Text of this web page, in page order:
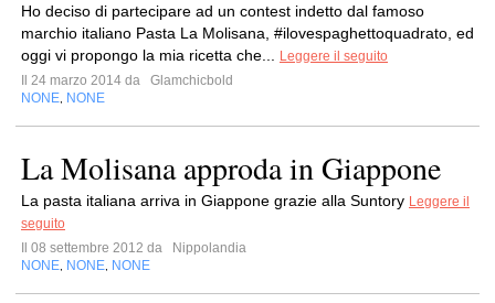
Ho deciso di partecipare ad un contest indetto dal famoso
marchio italiano Pasta La Molisana, #ilovespaghettoquadrato, ed
oggi vi propongo la mia ricetta che...
Leggere il seguito
Il 24 marzo 2014 da
Glamchicbold
NONE NONE
La Molisana approda in Giappone
La pasta italiana arriva in Giappone grazie alla Suntory Leggere il
seguito
Il 08 settembre 2012 da
Nippolandia
NONE NONE NONE